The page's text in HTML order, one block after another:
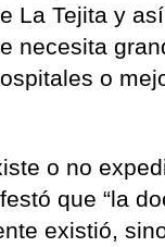
La Tejita y
necesita
o
o no
que “la
existió,